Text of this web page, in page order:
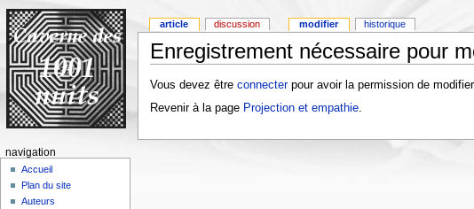
Enregistrement nécessaire pour
Vous devez être connecterpour avoir la permission de
Revenir à la page Projection et empathie.
article discussion modifier historique
navigation
Accueil
Plan du site
Auteurs